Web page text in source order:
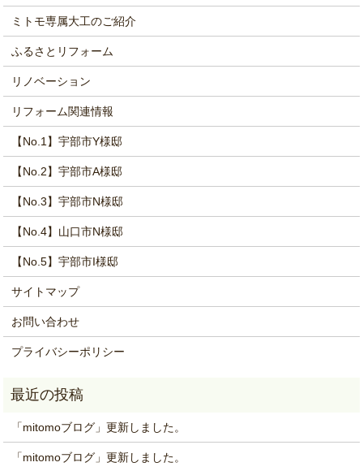
ミトモ専属大工のご紹介
ふるさとリフォーム
リノベーション
リフォーム関連情報
【No.1】宇部市Y様邸
【No.2】宇部市A様邸
【No.3】宇部市N様邸
【No.4】山口市N様邸
【No.5】宇部市I様邸
サイトマップ
お問い合わせ
プライバシーポリシー
「mitomoブログ」更新しました。
「mitomoブログ」更新しました。